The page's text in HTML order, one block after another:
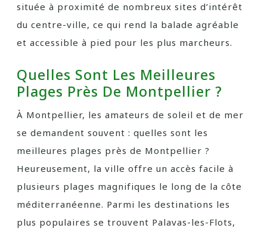
située à proximité de nombreux sites d’intérêt
du centre-ville, ce qui rend la balade agréable
et accessible à pied pour les plus marcheurs.
Quelles Sont Les Meilleures
Plages Près De Montpellier ?
À Montpellier, les amateurs de soleil et de mer
se demandent souvent : quelles sont les
meilleures plages près de Montpellier ?
Heureusement, la ville offre un accès facile à
plusieurs plages magnifiques le long de la côte
méditerranéenne. Parmi les destinations les
plus populaires se trouvent Palavas-les-Flots,